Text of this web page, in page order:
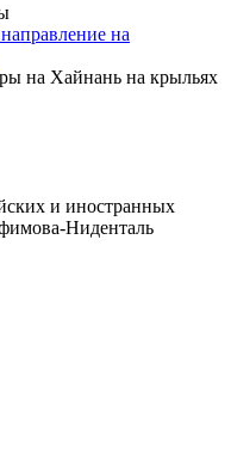
на
на Хайнань на крыльях
и иностранных
Ниденталь